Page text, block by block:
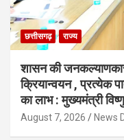
छत्तीसगढ़ राज्य
शासन की
क्रियान्वयन , प्रत्येक
का लाभ : मुख्यमंत्री
August 7, 2026 News